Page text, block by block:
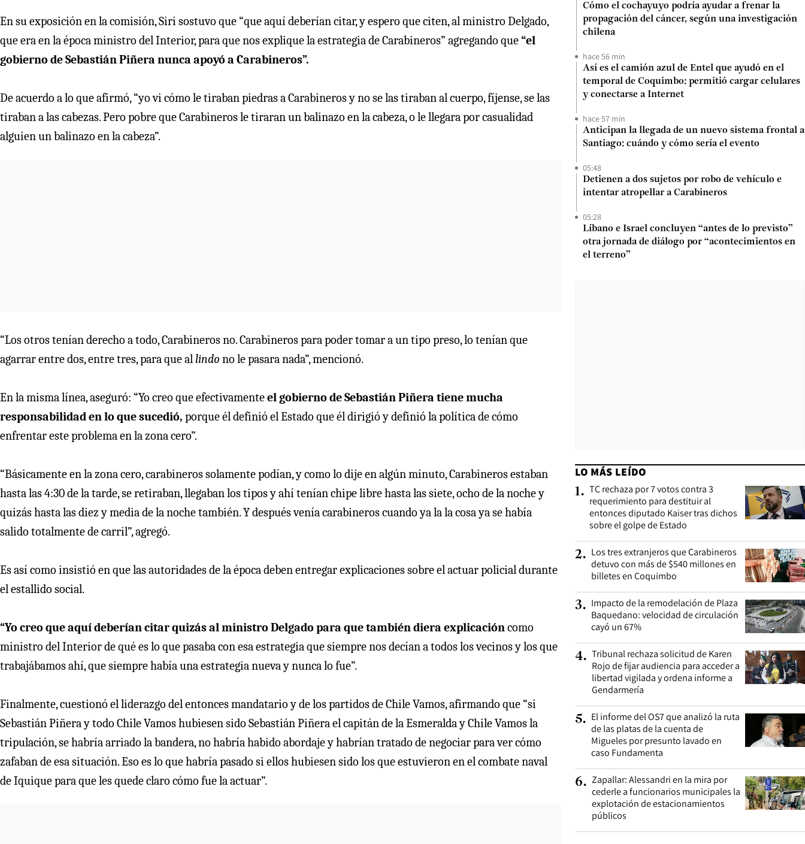
En su exposición en la comisión, Siri sostuvo que “que aquí deberían citar, y espero que citen, al ministro Delgado,
que era en la época ministro del Interior, para que nos explique la estrategia de Carabineros” agregando que“el
gobierno de Sebastián Piñera nunca apoyó a Carabineros”.
De acuerdo a lo que afirmó, “yo vi cómo le tiraban piedras a Carabineros y no se las tiraban al cuerpo, fíjense, se las
tiraban a las cabezas. Pero pobre que Carabineros le tiraran un balinazo en la cabeza, o le llegara por casualidad
alguien un balinazo en la cabeza”.
“Los otros tenían derecho a todo, Carabineros no. Carabineros para poder tomar a un tipo preso, lo tenían que
agarrar entre dos, entre tres, para que al lindo no le pasara nada”, mencionó.
En la misma línea, aseguró: “Yo creo que efectivamenteel gobierno de Sebastián Piñera tiene mucha
responsabilidad en lo que sucedió, porque él definió el Estado que él dirigió y definió la política de cómo
enfrentar este problema en la zona cero”.
“Básicamente en la zona cero, carabineros solamente podían, y como lo dije en algún minuto, Carabineros estaban
hasta las 4:30 de la tarde, se retiraban, llegaban los tipos y ahí tenían chipe libre hasta las siete, ocho de la noche y
quizás hasta las diez y media de la noche también. Y después venía carabineros cuando ya la la cosa ya se había
salido totalmente de carril”, agregó.
Es así como insistió en que las autoridades de la época deben entregar explicaciones sobre el actuar policial durante
el estallido social.
“Yo creo que aquí deberían citar quizás al ministro Delgado para que también diera explicacióncomo
ministro del Interior de qué es lo que pasaba con esa estrategia que siempre nos decían a todos los vecinos y los que
trabajábamos ahí, que siempre había una estrategia nueva y nunca lo fue”.
Finalmente, cuestionó el liderazgo del entonces mandatario y de los partidos de Chile Vamos, afirmando que “si
Sebastián Piñera y todo Chile Vamos hubiesen sido Sebastián Piñera el capitán de la Esmeralda y Chile Vamos la
tripulación, se habría arriado la bandera, no habría habido abordaje y habrían tratado de negociar para ver cómo
zafaban de esa situación. Eso es lo que habría pasado si ellos hubiesen sido los que estuvieron en el combate naval
de Iquique para que les quede claro cómo fue la actuar”.
Cómo el cochayuyo podría ayudar a frenar la
propagación del cáncer, según una investigación
chilena
hace 56 min
Así es el camión azul de Entel que ayudó en el
temporal de Coquimbo: permitió cargar celulares
y conectarse a Internet
hace 57 min
Anticipan la llegada de un nuevo sistema frontal a
Santiago: cuándo y cómo sería el evento
05:48
Detienen a dos sujetos por robo de vehículo e
intentar atropellar a Carabineros
05:28
Líbano e Israel concluyen “antes de lo previsto”
otra jornada de diálogo por “acontecimientos en
el terreno”
LO MÁS LEÍDO
1. TC rechaza por 7 votos contra 3
requerimiento para destituir al
entonces diputado Kaiser tras dichos
sobre el golpe de Estado
2. Los tres extranjeros que Carabineros
detuvo con más de $540 millones en
billetes en Coquimbo
3. Impacto de la remodelación de Plaza
Baquedano: velocidad de circulación
cayó un 67%
4. Tribunal rechaza solicitud de Karen
Rojo de fijar audiencia para acceder a
libertad vigilada y ordena informe a
Gendarmería
5. El informe del OS7 que analizó la ruta
de las platas de la cuenta de
Migueles por presunto lavado en
caso Fundamenta
6. Zapallar: Alessandri en la mira por
cederle a funcionarios municipales la
explotación de estacionamientos
públicos